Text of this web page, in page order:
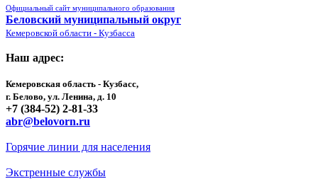
Официальный сайт муниципального образования
Беловский муниципальный округ
Кемеровской области - Кузбасса
Наш адрес:
Кемеровская область - Кузбасс,
г. Белово, ул. Ленина, д. 10
+7 (384-52) 2-81-33
abr@belovorn.ru
Горячие линии для населения
Экстренные службы